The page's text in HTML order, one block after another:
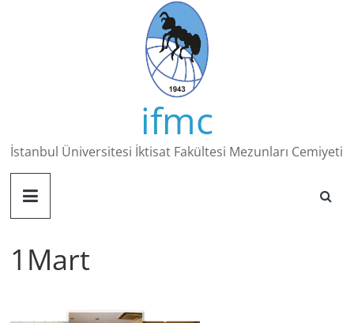
ifmc
İstanbul Üniversitesi İktisat Fakültesi Mezunları Cemiyeti
1Mart